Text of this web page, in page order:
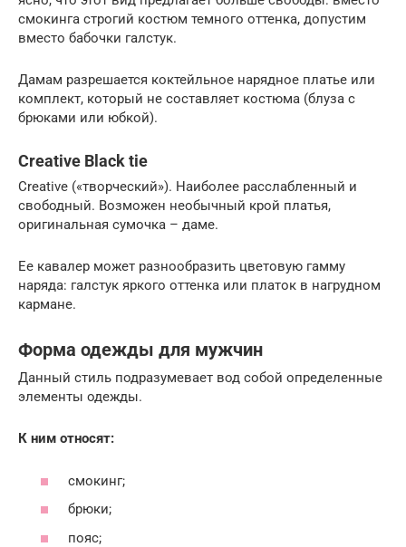
смокинга строгий костюм темного оттенка, допустим
вместо бабочки галстук.
Дамам разрешается коктейльное нарядное платье или
комплект, который не составляет костюма (блуза с
брюками или юбкой).
Creative Black tie
Creative («творческий»). Наиболее расслабленный и
свободный. Возможен необычный крой платья,
оригинальная сумочка – даме.
Ее кавалер может разнообразить цветовую гамму
наряда: галстук яркого оттенка или платок в нагрудном
кармане.
Форма одежды для мужчин
Данный стиль подразумевает вод собой определенные
элементы одежды.
К ним относят:
смокинг;
брюки;
пояс;